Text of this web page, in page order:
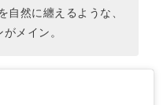
自然に纏えるような、
メイン。